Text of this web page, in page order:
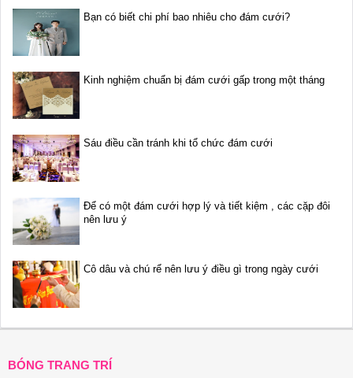
Bạn có biết chi phí bao nhiêu cho đám cưới?
Kinh nghiệm chuẩn bị đám cưới gấp trong một tháng
Sáu điều cần tránh khi tổ chức đám cưới
Để có một đám cưới hợp lý và tiết kiệm , các cặp đôi
nên lưu ý
Cô dâu và chú rể nên lưu ý điều gì trong ngày cưới
BÓNG TRANG TRÍ